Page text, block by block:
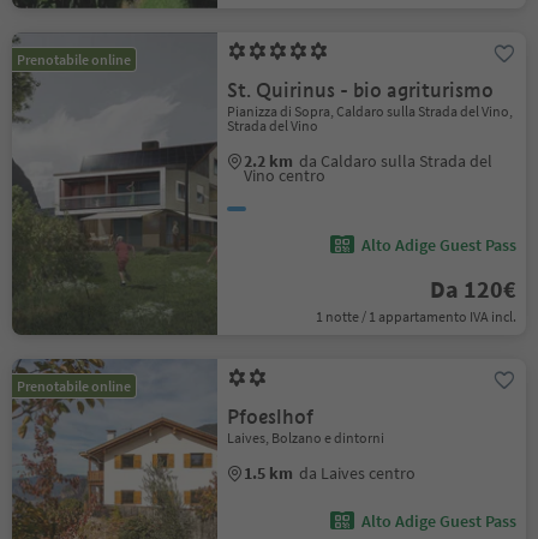
Prenotabile online
St. Quirinus - bio agriturismo
Pianizza di Sopra, Caldaro sulla Strada del Vino,
Strada del Vino
2.2 km da Caldaro sulla Strada del
Vino centro
Alto Adige Guest Pass
Da 120€
1 notte / 1 appartamento IVA incl.
Prenotabile online
Pfoeslhof
Laives, Bolzano e dintorni
1.5 km da Laives centro
Alto Adige Guest Pass